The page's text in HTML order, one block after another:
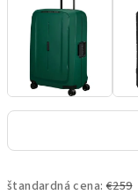
štandardná cena: €259